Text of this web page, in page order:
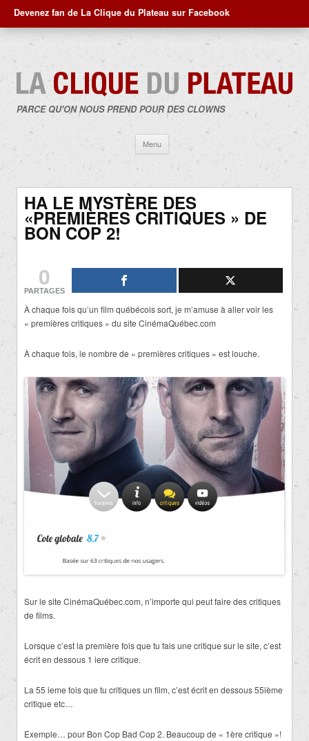
Devenez fan de La Clique du Plateau sur Facebook
PARCE QU'ON NOUS PREND POUR DES CLOWNS
Menu
contenu
HA LE MYSTÈRE DES
«PREMIÈRES CRITIQUES » DE
BON COP 2!
0
PARTAGES
À chaque fois qu’un film québécois sort, je m’amuse à aller voir les
« premières critiques » du site CinémaQuébec.com
À chaque fois, le nombre de « premières critiques » est louche.
Sur le site CinémaQuébec.com, n’importe qui peut faire des critiques
de films.
Lorsque c’est la première fois que tu fais une critique sur le site, c’est
écrit en dessous 1 iere critique.
La 55 ieme fois que tu critiques un film, c’est écrit en dessous 55ième
critique etc…
Exemple… pour Bon Cop Bad Cop 2. Beaucoup de « 1ère critique »!